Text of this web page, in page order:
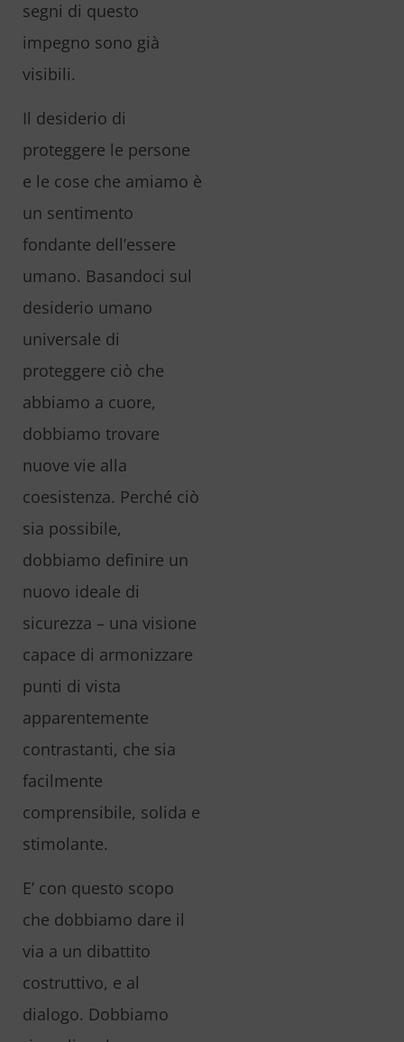
segni di questo
impegno sono già
visibili.
Il desiderio di
proteggere le persone
e le cose che amiamo è
un sentimento
fondante dell’essere
umano. Basandoci sul
desiderio umano
universale di
proteggere ciò che
abbiamo a cuore,
dobbiamo trovare
nuove vie alla
coesistenza. Perché ciò
sia possibile,
dobbiamo definire un
nuovo ideale di
sicurezza – una visione
capace di armonizzare
punti di vista
apparentemente
contrastanti, che sia
facilmente
comprensibile, solida e
stimolante.
E’ con questo scopo
che dobbiamo dare il
via a un dibattito
costruttivo, e al
dialogo. Dobbiamo